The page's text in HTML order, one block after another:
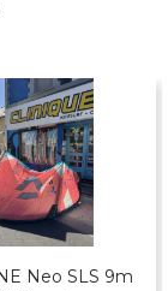
Neo SLS 9m